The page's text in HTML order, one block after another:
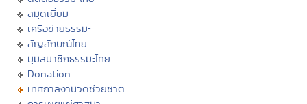
สมุดเยี่ยม
เครือข่ายธรรมะ
สัญลักษณ์ไทย
มุมสมาชิกธรรมะไทย
Donation
เทศกาลงานวัดช่วยชาติ